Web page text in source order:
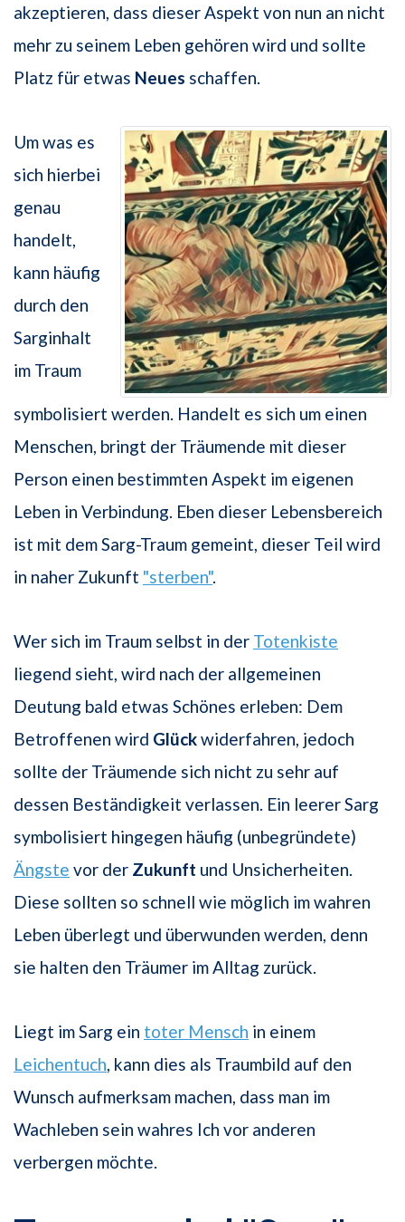
akzeptieren, dass dieser Aspekt von nun an nicht
mehr zu seinem Leben gehören wird und sollte
Platz für etwas Neues schaffen.
Um was es
sich hierbei
genau
handelt,
kann häufig
durch den
Sarginhalt
im Traum
symbolisiert werden. Handelt es sich um einen
Menschen, bringt der Träumende mit dieser
Person einen bestimmten Aspekt im eigenen
Leben in Verbindung. Eben dieser Lebensbereich
ist mit dem Sarg-Traum gemeint, dieser Teil wird
in naher Zukunft "sterben".
Wer sich im Traum selbst in der Totenkiste
liegend sieht, wird nach der allgemeinen
Deutung bald etwas Schönes erleben: Dem
Betroffenen wird Glückwiderfahren, jedoch
sollte der Träumende sich nicht zu sehr auf
dessen Beständigkeit verlassen. Ein leerer Sarg
symbolisiert hingegen häufig (unbegründete)
Ängste vor der Zukunft und Unsicherheiten.
Diese sollten so schnell wie möglich im wahren
Leben überlegt und überwunden werden, denn
sie halten den Träumer im Alltag zurück.
Liegt im Sarg ein toter Mensch in einem
Leichentuch , kann dies als Traumbild auf den
Wunsch aufmerksam machen, dass man im
Wachleben sein wahres Ich vor anderen
verbergen möchte.